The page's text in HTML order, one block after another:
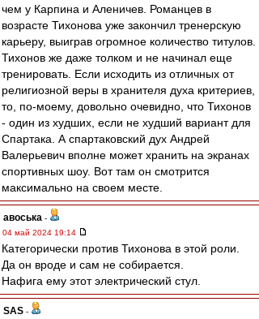
чем у Карпина и Аленичев. Романцев в
возрасте Тихонова уже закончил тренерскую
карьеру, выиграв огромное количество титулов.
Тихонов же даже толком и не начинал еще
тренировать. Если исходить из отличных от
религиозной веры в хранителя духа критериев,
то, по-моему, довольно очевидно, что Тихонов
- один из худших, если не худший вариант для
Спартака. А спартаковский дух Андрей
Валерьевич вполне может хранить на экранах
спортивных шоу. Вот там он смотрится
максимально на своем месте.
авоська -
04 май 2024 19:14
Категорически против Тихонова в этой роли.
Да он вроде и сам не собирается.
Нафига ему этот электрический стул.
SAS -